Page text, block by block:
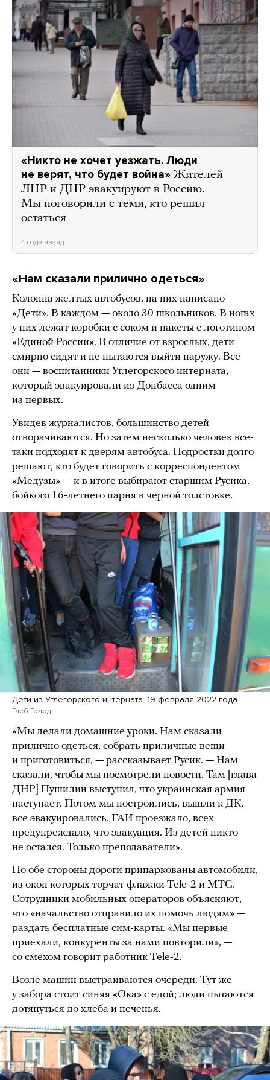
«Никто не хочет уезжать. Люди
не верят, что будет война» Жителей
ЛНР и ДНР эвакуируют в Россию.
Мы поговорили с теми, кто решил
остаться
4 года назад
«Нам сказали прилично одеться»
Колонна желтых автобусов, на них написано
«Дети». В каждом — около 30 школьников. В ногах
у них лежат коробки с соком и пакеты с логотипом
«Единой России». В отличие от взрослых, дети
смирно сидят и не пытаются выйти наружу. Все
они — воспитанники Углегорского интерната,
который эвакуировали из Донбасса одним
из первых.
Увидев журналистов, большинство детей
отворачиваются. Но затем несколько человек все-
таки подходят к дверям автобуса. Подростки долго
решают, кто будет говорить с корреспондентом
«Медузы» — и в итоге выбирают старшим Русика,
бойкого 16-летнего парня в черной толстовке.
Дети из Углегорского интерната. 19 февраля 2022 года
Глеб Голод
«Мы делали домашние уроки. Нам сказали
прилично одеться, собрать приличные вещи
и приготовиться, — рассказывает Русик. — Нам
сказали, чтобы мы посмотрели новости. Там [глава
ДНР] Пушилин выступил, что украинская армия
наступает. Потом мы построились, вышли к ДК,
все эвакуировались. ГАИ проезжало, всех
предупреждало, что эвакуация. Из детей никто
не остался. Только преподаватели».
По обе стороны дороги припаркованы автомобили,
из окон которых торчат флажки Tele-2 и МТС.
Сотрудники мобильных операторов объясняют,
что «начальство отправило их помочь людям» —
раздать бесплатные сим-карты. «Мы первые
приехали, конкуренты за нами повторили», —
со смехом говорит работник Tele-2.
Возле машин выстраиваются очереди. Тут же
у забора стоит синяя «Ока» с едой; люди пытаются
дотянуться до хлеба и печенья.